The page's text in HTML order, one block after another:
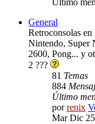
Último
General
Retroconsolas
Nintendo, Super
2600, Pong... y
2 ???
81 Temas
884
Último
porrenix
Mar Dic